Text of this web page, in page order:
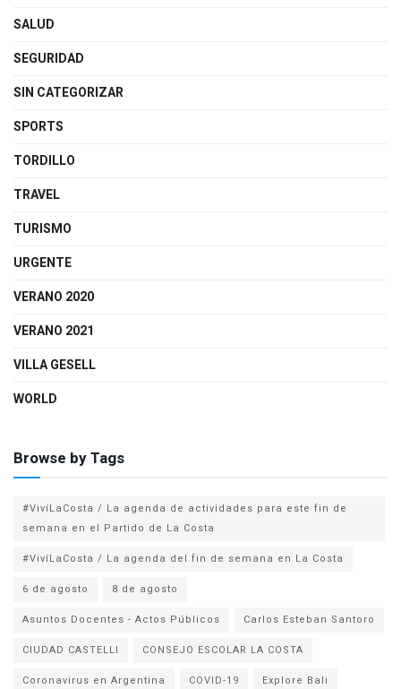
SALUD
SEGURIDAD
SIN CATEGORIZAR
SPORTS
TORDILLO
TRAVEL
TURISMO
URGENTE
VERANO 2020
VERANO 2021
VILLA GESELL
WORLD
Browse by Tags
#VivíLaCosta / La agenda de actividades para este fin de
semana en el Partido de La Costa
#VivíLaCosta / La agenda del fin de semana en La Costa
6 de agosto
8 de agosto
Asuntos Docentes - Actos Públicos
Carlos Esteban Santoro
CIUDAD CASTELLI
CONSEJO ESCOLAR LA COSTA
Coronavirus en Argentina
COVID-19
Explore Bali